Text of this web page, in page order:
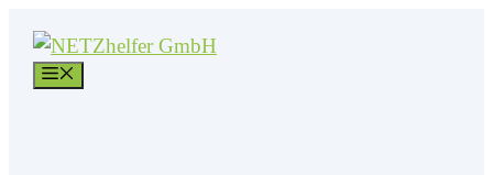
springen
Inhalt
springen